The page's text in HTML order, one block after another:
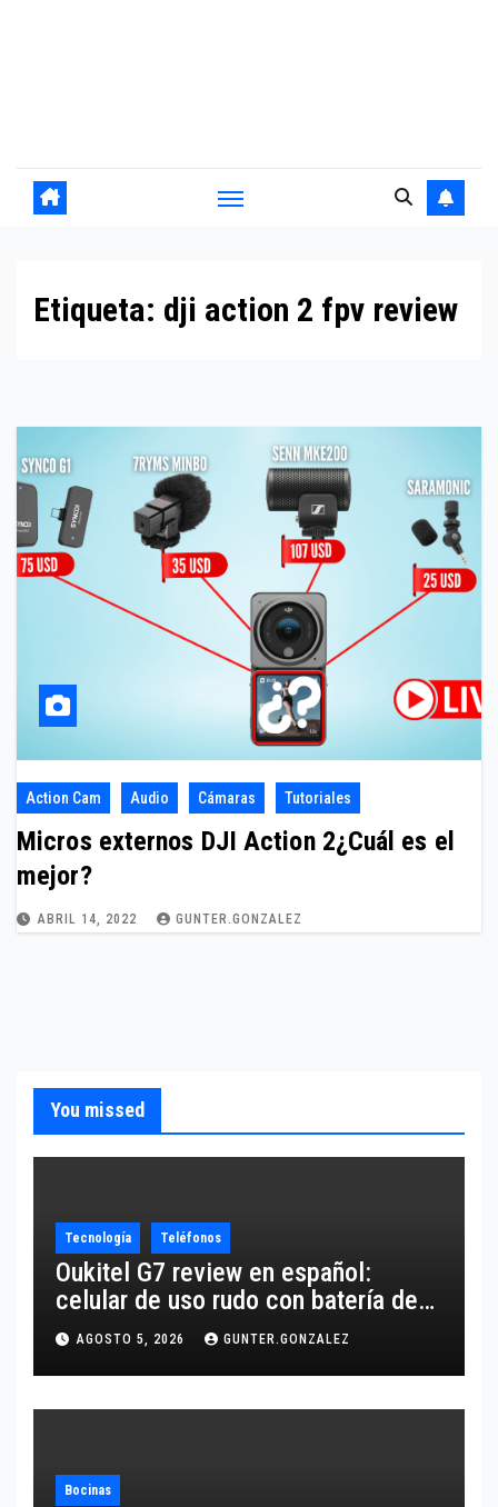
Etiqueta: dji action 2 fpv review
Action Cam Audio Cámaras Tutoriales
Micros externos DJI Action 2¿Cuál es el
mejor?
ABRIL 14, 2022 GUNTER.GONZALEZ
You missed
Tecnología Teléfonos
Oukitel G7 review en español:
celular de uso rudo con batería de
10,600 mAh
AGOSTO 5, 2026 GUNTER.GONZALEZ
Bocinas